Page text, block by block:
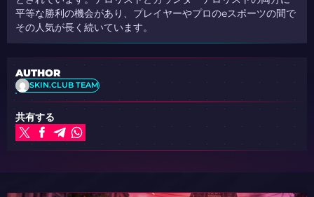
平等な勝利の機会があり、プレイヤーやプロのeスポーツの間で
その人気が長く続いています。
AUTHOR
SKIN.CLUB TEAM
共有する